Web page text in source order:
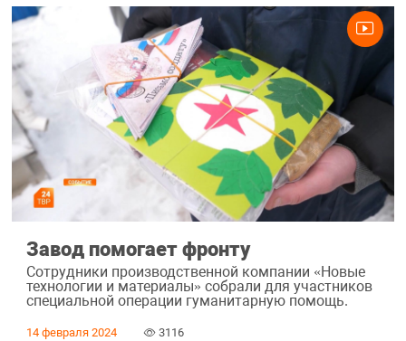
Завод помогает фронту
Сотрудники производственной компании «Новые
технологии и материалы» собрали для участников
специальной операции гуманитарную помощь.
14 февраля 2024 3116